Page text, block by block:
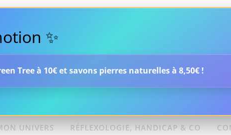
UNIVERS RÉFLEXOLOGIE, HANDICAP & CO
✨
Tree à 10€ et savons pierres naturelles à 8,50€ !